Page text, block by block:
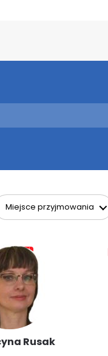
Miejsce przyjmowania
Rusak